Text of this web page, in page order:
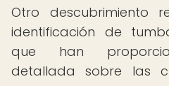
Otro descubrimiento
identificación de
que han
detallada sobre las